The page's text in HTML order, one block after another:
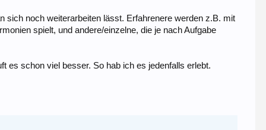
sich noch weiterarbeiten lässt. Erfahrenere werden z.B. mit
spielt, und andere/einzelne, die je nach Aufgabe
es schon viel besser. So hab ich es jedenfalls erlebt.